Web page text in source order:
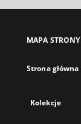
MAPA STRONY
Strona główna
Kolekcje